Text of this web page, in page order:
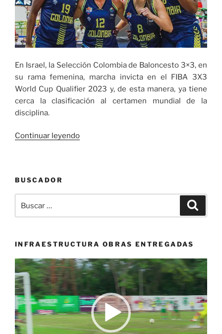
En Israel, la Selección Colombia de Baloncesto 3×3, en
su rama femenina, marcha invicta en el FIBA 3X3
World Cup Qualifier 2023 y, de esta manera, ya tiene
cerca la clasificación al certamen mundial de la
disciplina.
Continuar leyendo«Selección
3×3
en
camino
mundial»
BUSCADOR
por:
INFRAESTRUCTURA OBRAS ENTREGADAS
Reproductor
de
vídeo